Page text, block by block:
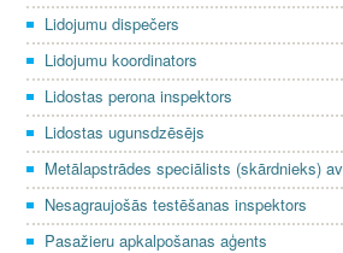
Lidojumu dispečers
Lidojumu koordinators
Lidostas perona inspektors
Lidostas ugunsdzēsējs
Metālapstrādes speciālists (skārdnieks)
Nesagraujošās testēšanas inspektors
Pasažieru apkalpošanas aģents